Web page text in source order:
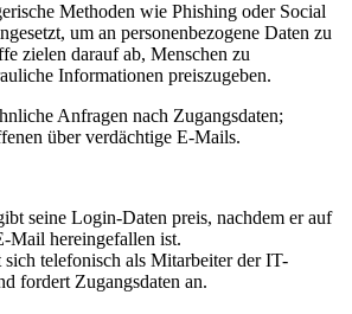
Methoden wie Phishing oder Social
um an personenbezogene Daten zu
zielen darauf ab, Menschen zu
Informationen preiszugeben.
Anfragen nach Zugangsdaten;
über verdächtige E-Mails.
seine Login-Daten preis, nachdem er auf
Mail hereingefallen ist.
sich telefonisch als Mitarbeiter der IT-
fordert Zugangsdaten an.